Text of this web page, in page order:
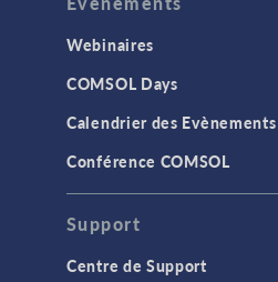
Webinaires
COMSOL Days
Calendrier des Evènements
Conférence COMSOL
Support
Centre de Support